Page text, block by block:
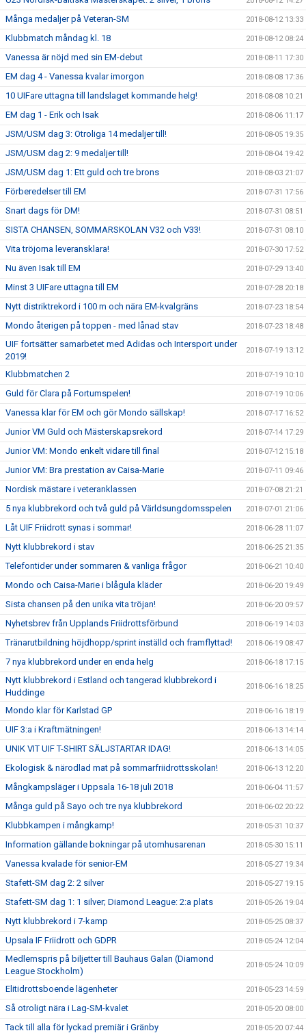
Många medaljer på Veteran-SM 2018-08-12 13:33
Klubbmatch måndag kl. 18 2018-08-12 08:24
Vanessa är nöjd med sin EM-debut 2018-08-11 17:30
EM dag 4 - Vanessa kvalar imorgon 2018-08-08 17:36
10 UIFare uttagna till landslaget kommande helg! 2018-08-08 10:21
EM dag 1 - Erik och Isak 2018-08-06 11:17
JSM/USM dag 3: Otroliga 14 medaljer till! 2018-08-05 19:35
JSM/USM dag 2: 9 medaljer till! 2018-08-04 19:42
JSM/USM dag 1: Ett guld och tre brons 2018-08-03 21:07
Förberedelser till EM 2018-07-31 17:56
Snart dags för DM! 2018-07-31 08:51
SISTA CHANSEN, SOMMARSKOLAN V32 och V33! 2018-07-31 08:10
Vita tröjorna leveransklara! 2018-07-30 17:52
Nu även Isak till EM 2018-07-29 13:40
Minst 3 UIFare uttagna till EM 2018-07-28 20:18
Nytt distriktrekord i 100 m och nära EM-kvalgräns 2018-07-23 18:54
Mondo återigen på toppen - med lånad stav 2018-07-23 18:48
UIF fortsätter samarbetet med Adidas och Intersport under
2019!
2018-07-19 13:12
Klubbmatchen 2 2018-07-19 10:10
Guld för Clara på Fortumspelen! 2018-07-19 10:06
Vanessa klar för EM och gör Mondo sällskap! 2018-07-17 16:52
Junior VM Guld och Mästerskapsrekord 2018-07-14 17:29
Junior VM: Mondo enkelt vidare till final 2018-07-12 15:18
Junior VM: Bra prestation av Caisa-Marie 2018-07-11 09:46
Nordisk mästare i veteranklassen 2018-07-08 21:21
5 nya klubbrekord och två guld på Världsungdomsspelen 2018-07-01 21:06
Låt UIF Friidrott synas i sommar! 2018-06-28 11:07
Nytt klubbrekord i stav 2018-06-25 21:35
Telefontider under sommaren & vanliga frågor 2018-06-21 10:40
Mondo och Caisa-Marie i blågula kläder 2018-06-20 19:49
Sista chansen på den unika vita tröjan! 2018-06-20 09:57
Nyhetsbrev från Upplands Friidrottsförbund 2018-06-19 14:03
Tränarutbildning höjdhopp/sprint inställd och framflyttad! 2018-06-19 08:47
7 nya klubbrekord under en enda helg 2018-06-18 17:15
Nytt klubbrekord i Estland och tangerad klubbrekord i
Huddinge
2018-06-16 18:25
Mondo klar för Karlstad GP 2018-06-16 18:19
UIF 3:a i Kraftmätningen! 2018-06-13 14:14
UNIK VIT UIF T-SHIRT SÄLJSTARTAR IDAG! 2018-06-13 14:05
Ekologisk & närodlad mat på sommarfriidrottsskolan! 2018-06-13 12:20
Mångkampsläger i Uppsala 16-18 juli 2018 2018-06-04 11:57
Många guld på Sayo och tre nya klubbrekord 2018-06-02 20:22
Klubbkampen i mångkamp! 2018-05-31 10:37
Information gällande bokningar på utomhusarenan 2018-05-30 15:11
Vanessa kvalade för senior-EM 2018-05-27 19:34
Stafett-SM dag 2: 2 silver 2018-05-27 19:15
Stafett-SM dag 1: 1 silver; Diamond League: 2:a plats 2018-05-26 19:04
Nytt klubbrekord i 7-kamp 2018-05-25 08:37
Upsala IF Friidrott och GDPR 2018-05-24 12:04
Medlemspris på biljetter till Bauhaus Galan (Diamond
League Stockholm)
2018-05-24 10:09
Elitidrottsboende lägenheter 2018-05-23 14:59
Så otroligt nära i Lag-SM-kvalet 2018-05-20 08:00
Tack till alla för lyckad premiär i Gränby 2018-05-20 07:44